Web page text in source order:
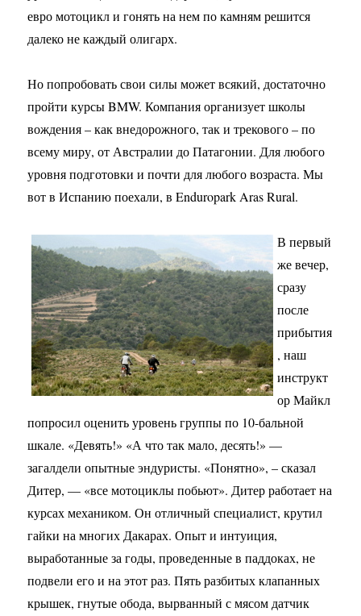
евро мотоцикл и гонять на нем по камням решится
далеко не каждый олигарх.
Но попробовать свои силы может всякий, достаточно
пройти курсы BMW. Компания организует школы
вождения – как внедорожного, так и трекового – по
всему миру, от Австралии до Патагонии. Для любого
уровня подготовки и почти для любого возраста. Мы
вот в Испанию поехали, в Enduropark Aras Rural.
В первый
же вечер,
сразу
после
прибытия
, наш
инструкт
ор Майкл
попросил оценить уровень группы по 10-бальной
шкале. «Девять!» «А что так мало, десять!» —
загалдели опытные эндуристы. «Понятно», – сказал
Дитер, — «все мотоциклы побьют». Дитер работает на
курсах механиком. Он отличный специалист, крутил
гайки на многих Дакарах. Опыт и интуиция,
выработанные за годы, проведенные в паддоках, не
подвели его и на этот раз. Пять разбитых клапанных
крышек, гнутые обода, вырванный с мясом датчик